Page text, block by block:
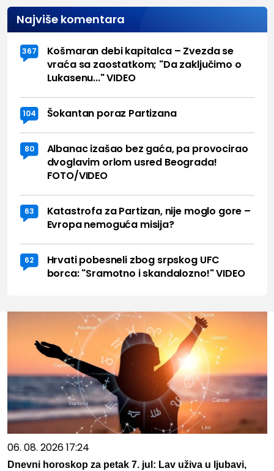
Najviše komentara
367
Košmaran debi kapitalca – Zvezda se
vraća sa zaostatkom; "Da zaključimo o
Lukasenu..." VIDEO
104 Šokantan poraz Partizana
80
Albanac izašao bez gaća, pa provocirao
dvoglavim orlom usred Beograda!
FOTO/VIDEO
63
Katastrofa za Partizan, nije moglo gore –
Evropa nemoguća misija?
62
Hrvati pobesneli zbog srpskog UFC
borca: "Sramotno i skandalozno!" VIDEO
06. 08. 2026 17:24
Dnevni horoskop za petak 7. jul: Lav uživa u ljubavi,